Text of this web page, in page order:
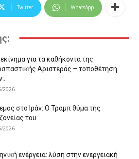
Twitter WhatsApp
για τα καθήκοντα της
Αριστεράς – τοποθέτηση
2026
στο Ιράν: Ο Τραμπ θύμα της
του
2026
ενέργεια: λύση στην ενεργειακή